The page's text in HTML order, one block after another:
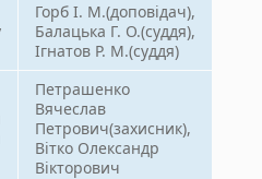
Горб І. М.(доповідач),
Балацька Г. О.(суддя),
Ігнатов Р. М.(суддя)
Петрашенко
Вячеслав
Петрович(захисник),
Вітко Олександр
Вікторович